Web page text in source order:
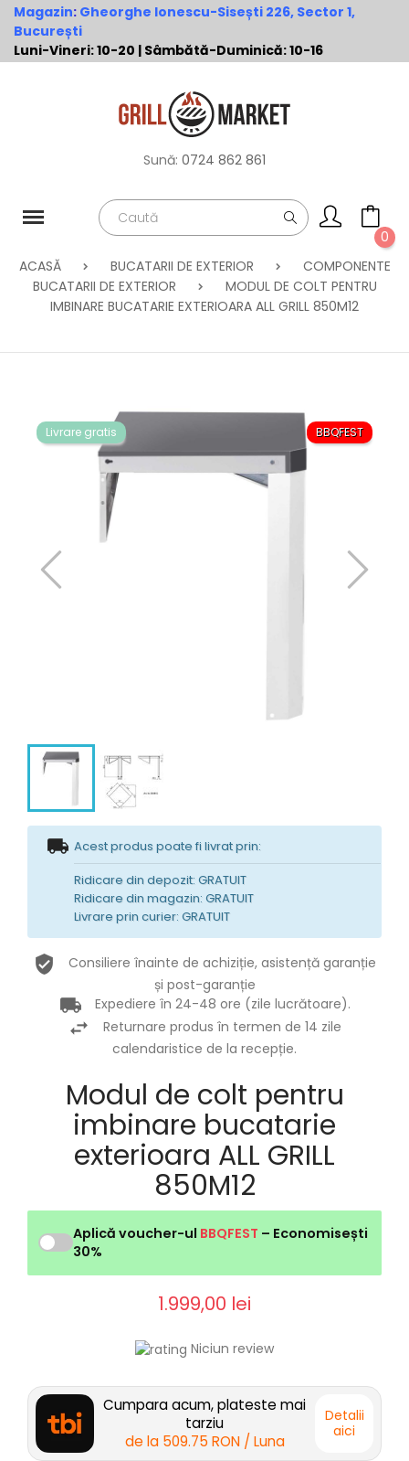
Magazin: Gheorghe Ionescu-Sisești 226, Sector 1,
București
Luni-Vineri: 10-20 | Sâmbătă-Duminică: 10-16
Sună: 0724 862 861
0
ACASĂ
BUCATARII DE EXTERIOR
COMPONENTE
BUCATARII DE EXTERIOR
MODUL DE COLT PENTRU
IMBINARE BUCATARIE EXTERIOARA ALL GRILL 850M12
Acest produs poate fi livrat prin:
Ridicare din depozit: GRATUIT
Ridicare din magazin: GRATUIT
Livrare prin curier: GRATUIT
Consiliere înainte de achiziție, asistență garanție
și post-garanție
Expediere în 24-48 ore (zile lucrătoare).
Returnare produs în termen de 14 zile
calendaristice de la recepție.
BBQFEST
Livrare gratis
Modul de colt pentru
imbinare bucatarie
exterioara ALL GRILL
850M12
Aplică voucher-ul BBQFEST – Economisești
30%
1.999,00 lei
Niciun review
Cumpara acum, plateste mai
tarziu
de la 509.75 RON / Luna
Detalii
aici